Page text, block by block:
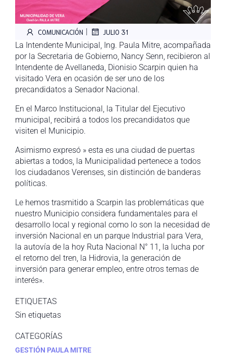
COMUNICACIÓN | JULIO 31
La Intendente Municipal, Ing. Paula Mitre, acompañada
por la Secretaria de Gobierno, Nancy Senn, recibieron al
Intendente de Avellaneda, Dionisio Scarpin quien ha
visitado Vera en ocasión de ser uno de los
precandidatos a Senador Nacional.
En el Marco Institucional, la Titular del Ejecutivo
municipal, recibirá a todos los precandidatos que
visiten el Municipio.
Asimismo expresó » esta es una ciudad de puertas
abiertas a todos, la Municipalidad pertenece a todos
los ciudadanos Verenses, sin distinción de banderas
políticas.
Le hemos trasmitido a Scarpin las problemáticas que
nuestro Municipio considera fundamentales para el
desarrollo local y regional como lo son la necesidad de
inversión Nacional en un parque Industrial para Vera,
la autovía de la hoy Ruta Nacional N° 11, la lucha por
el retorno del tren, la Hidrovia, la generación de
inversión para generar empleo, entre otros temas de
interés».
ETIQUETAS
Sin etiquetas
CATEGORÍAS
GESTIÓN PAULA MITRE